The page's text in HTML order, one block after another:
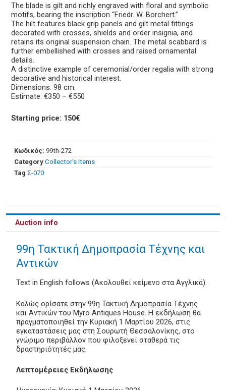
The blade is gilt and richly engraved with floral and symbolic
motifs, bearing the inscription “Friedr. W. Borchert.”
The hilt features black grip panels and gilt metal fittings
decorated with crosses, shields and order insignia, and
retains its original suspension chain. The metal scabbard is
further embellished with crosses and raised ornamental
details.
A distinctive example of ceremonial/order regalia with strong
decorative and historical interest.
Dimensions: 98 cm.
Estimate: €350 – €550
Starting price: 150€
Κωδικός: 99th-272
Category Collector's items
Tag Σ-070
Auction info
99η Τακτική Δημοπρασία Τέχνης και
Αντικών
Text in English follows (Ακολουθεί κείμενο στα Αγγλικά).
Καλώς ορίσατε στην 99η Τακτική Δημοπρασία Τέχνης
και Αντικών του Myro Antiques House. Η εκδήλωση θα
πραγματοποιηθεί την Κυριακή 1 Μαρτίου 2026, στις
εγκαταστάσεις μας στη Σουρωτή Θεσσαλονίκης, στο
γνώριμο περιβάλλον που φιλοξενεί σταθερά τις
δραστηριότητές μας.
Λεπτομέρειες Εκδήλωσης